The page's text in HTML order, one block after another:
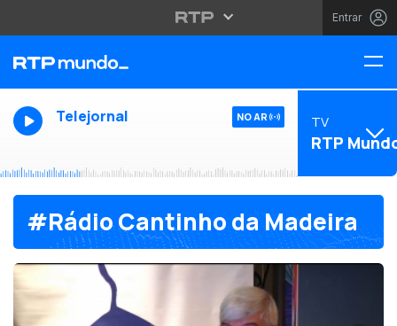
Entrar
Telejornal NO AR TV
RTP
#Rádio Cantinho da Madeira